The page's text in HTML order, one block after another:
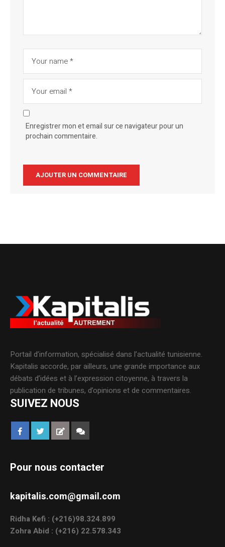
Enregistrer mon et email sur ce navigateur pour un
prochain commentaire.
Portail d’information, spécialisé dans l’actualité tunisienne.
Kapitalis accorde, par ailleurs, une grande importance aux
débats d’idées et à l’expression citoyenne, à travers la
publication de tribunes, d’opinions et de commentaires.
SUIVEZ NOUS
Pour nous contacter
kapitalis.com@gmail.com
Ridha Kefi : (+216)98.324.899
Zohra Abid : (+216) 22.578.343